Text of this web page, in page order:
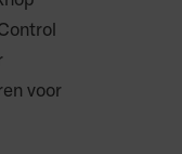
voor